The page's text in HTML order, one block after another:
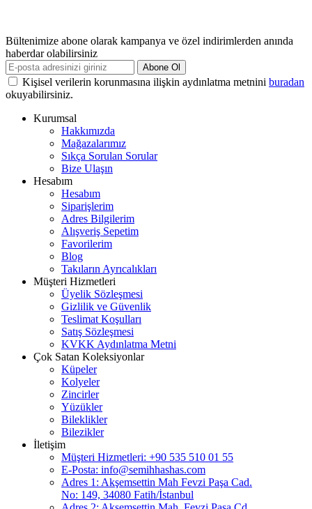
Bültenimize abone olarak kampanya ve özel indirimlerden anında
haberdar olabilirsiniz
Abone Ol
Kişisel verilerin korunmasına ilişkin aydınlatma metnini buradan
okuyabilirsiniz.
Kurumsal
Hakkımızda
Mağazalarımız
Sıkça Sorulan Sorular
Bize Ulaşın
Hesabım
Hesabım
Siparişlerim
Adres Bilgilerim
Alışveriş Sepetim
Favorilerim
Blog
Takıların Ayrıcalıkları
Müşteri Hizmetleri
Üyelik Sözleşmesi
Gizlilik ve Güvenlik
Teslimat Koşulları
Satış Sözleşmesi
KVKK Aydınlatma Metni
Çok Satan Koleksiyonlar
Küpeler
Kolyeler
Zincirler
Yüzükler
Bileklikler
Bilezikler
İletişim
Müşteri Hizmetleri: +90 535 510 01 55
E-Posta: info@semihhashas.com
Adres 1: Akşemsettin Mah Fevzi Paşa Cad.
No: 149, 34080 Fatih/İstanbul